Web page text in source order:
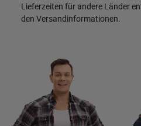
Lieferzeiten für andere Länder
den Versandinformationen.